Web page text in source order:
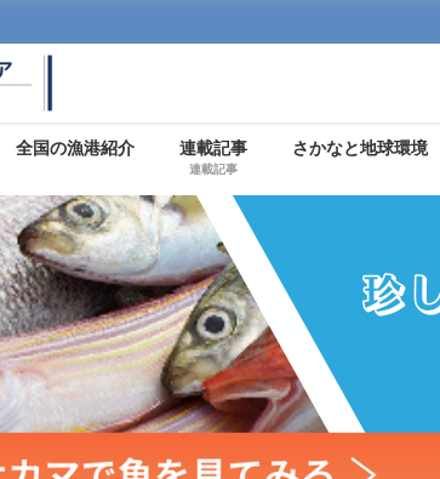
全国の漁港紹介 連載記事
連載記事
さかなと地球環境